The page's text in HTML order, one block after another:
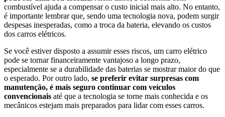
combustível ajuda a compensar o custo inicial mais alto. No entanto,
é importante lembrar que, sendo uma tecnologia nova, podem surgir
despesas inesperadas, como a troca da bateria, elevando os custos
dos carros elétricos.
Se você estiver disposto a assumir esses riscos, um carro elétrico
pode se tornar financeiramente vantajoso a longo prazo,
especialmente se a durabilidade das baterias se mostrar maior do que
o esperado. Por outro lado, se preferir evitar surpresas com
manutenção, é mais seguro continuar com veículos
convencionais até que a tecnologia se torne mais conhecida e os
mecânicos estejam mais preparados para lidar com esses carros.